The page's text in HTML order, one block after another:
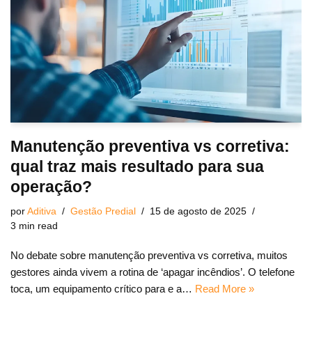
Manutenção preventiva vs corretiva:
qual traz mais resultado para sua
operação?
por Aditiva Gestão Predial
15 de agosto de 2025
3 min read
No debate sobre manutenção preventiva vs corretiva, muitos
gestores ainda vivem a rotina de ‘apagar incêndios’. O telefone
toca, um equipamento crítico para e a… Read More »